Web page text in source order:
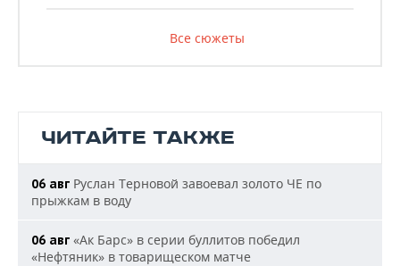
Все сюжеты
ЧИТАЙТЕ ТАКЖЕ
06 авг Руслан Терновой завоевал золото ЧЕ по
прыжкам в воду
06 авг «Ак Барс» в серии буллитов победил
«Нефтяник» в товарищеском матче